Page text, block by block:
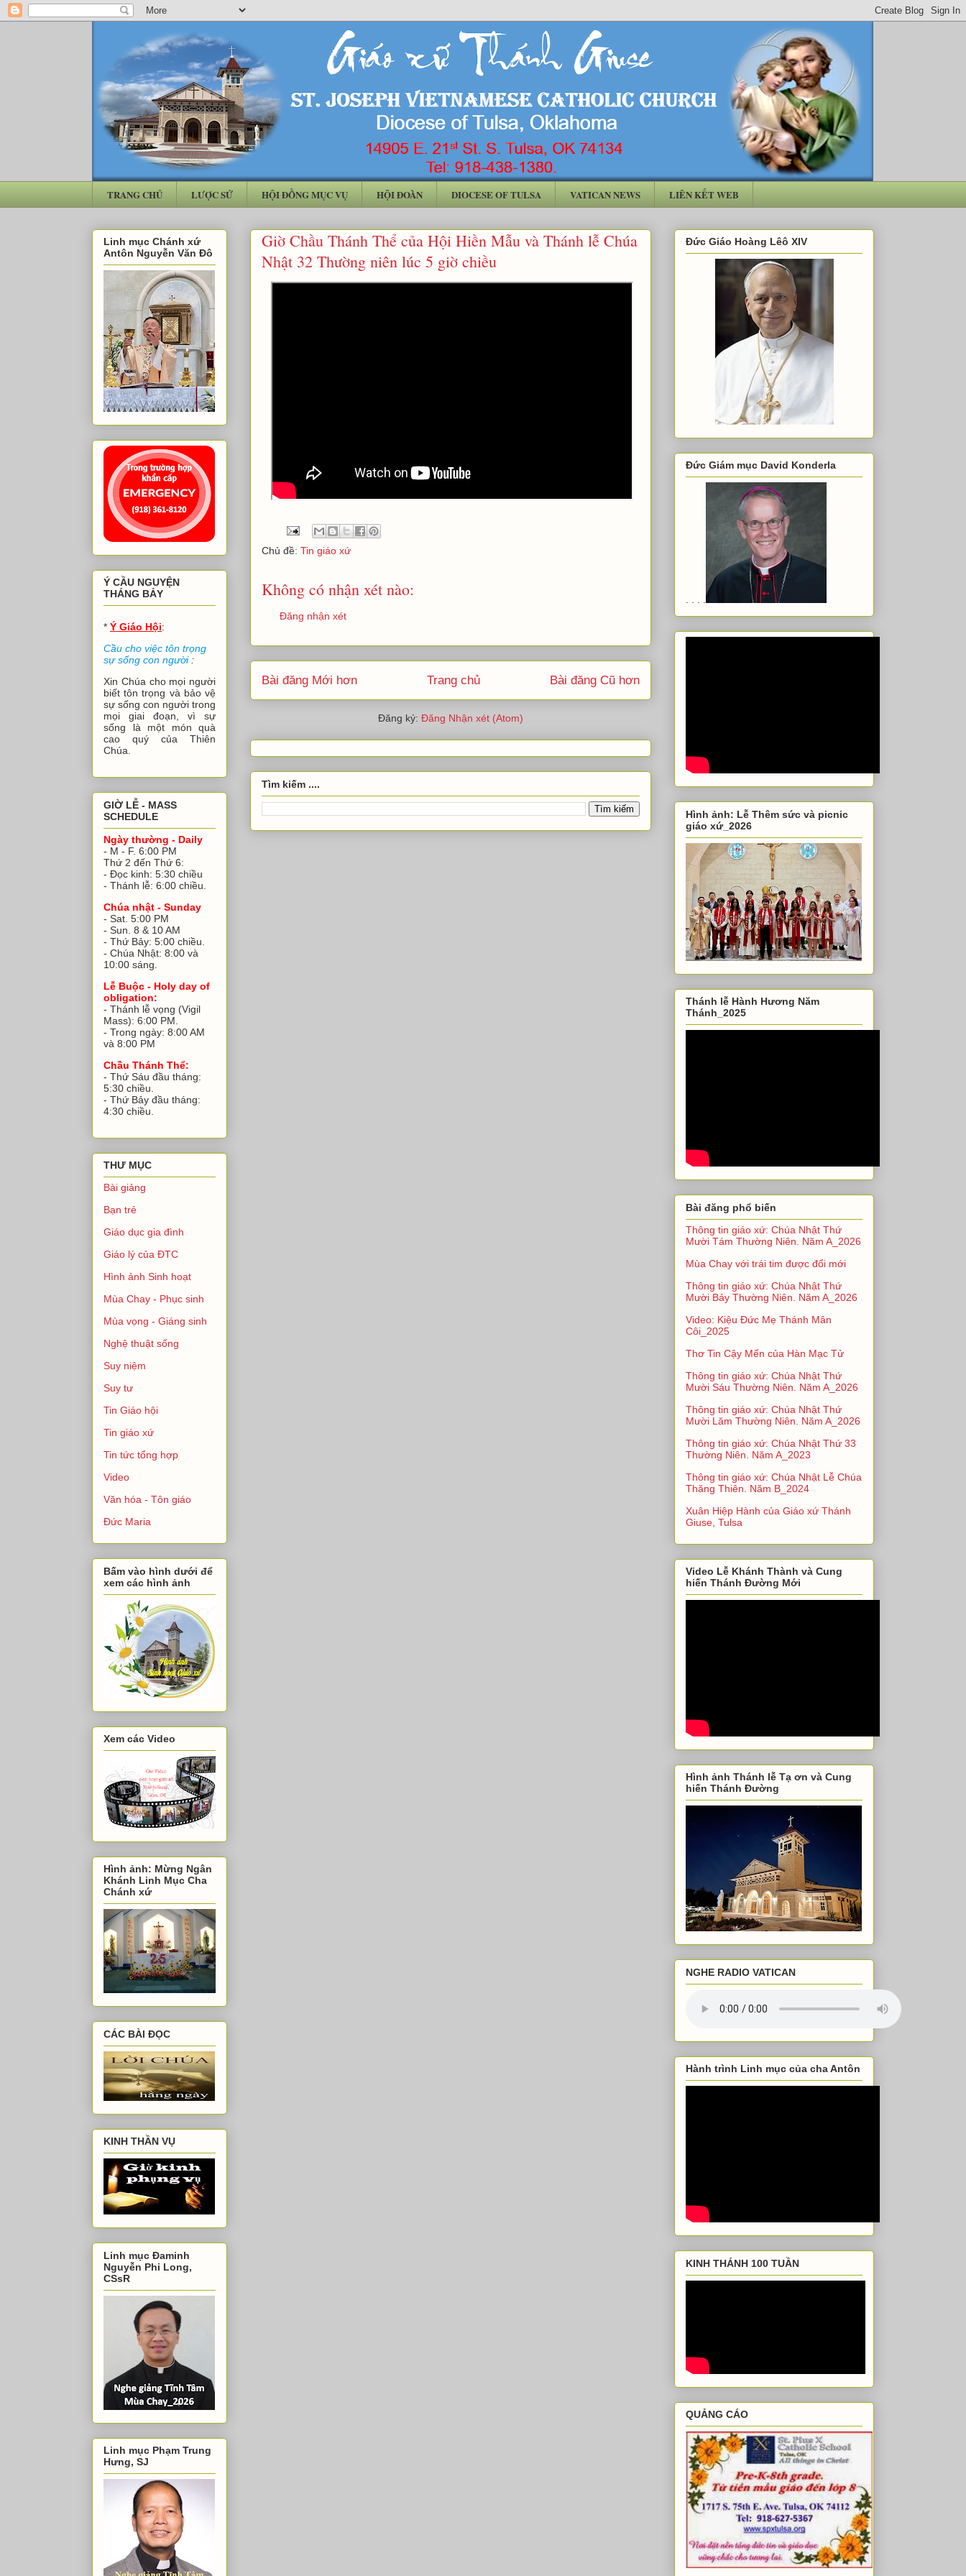
TRANG CHỦ LƯỢC SỬ HỘI ĐỒNG MỤC VỤ HỘI ĐOÀN DIOCESE OF TULSA VATICAN NEWS LIÊN KẾT WEB
Giờ Chầu Thánh Thể của Hội Hiền Mẫu và Thánh lễ Chúa
Nhật 32 Thường niên lúc 5 giờ chiều
Chủ đề: Tin giáo xứ
Không có nhận xét nào:
Đăng nhận xét
Bài đăng Mới hơn Bài đăng Cũ hơn
Trang chủ
Đăng ký: Đăng Nhận xét (Atom)
Tìm kiếm ....
Linh mục Chánh xứ
Antôn Nguyễn Văn Đô
Ý CẦU NGUYỆN
THÁNG BẢY
* Ý Giáo Hội:
Cầu cho việc tôn trọng
sự sống con người:
Xin Chúa cho mọi người
biết tôn trọng và bảo vệ
sự sống con người trong
mọi giai đoạn, vì sự
sống là một món quà
cao quý của Thiên
Chúa.
GIỜ LỄ - MASS
SCHEDULE
Ngày thường - Daily
- M - F. 6:00 PM
Thứ 2 đến Thứ 6:
- Đọc kinh: 5:30 chiều
- Thánh lễ: 6:00 chiều.
Chúa nhật - Sunday
- Sat. 5:00 PM
- Sun. 8 & 10 AM
- Thứ Bảy: 5:00 chiều.
- Chúa Nhật: 8:00 và
10:00 sáng.
Lễ Buộc - Holy day of
obligation:
- Thánh lễ vọng (Vigil
Mass): 6:00 PM.
- Trong ngày: 8:00 AM
và 8:00 PM
Chầu Thánh Thể:
- Thứ Sáu đầu tháng:
5:30 chiều.
- Thứ Bảy đầu tháng:
4:30 chiều.
THƯ MỤC
Bài giảng
Bạn trẻ
Giáo dục gia đình
Giáo lý của ĐTC
Hình ảnh Sinh hoạt
Mùa Chay - Phục sinh
Mùa vọng - Giáng sinh
Nghệ thuật sống
Suy niệm
Suy tư
Tin Giáo hội
Tin giáo xứ
Tin tức tổng hợp
Video
Văn hóa - Tôn giáo
Đức Maria
Bấm vào hình dưới để
xem các hình ảnh
Xem các Video
Hình ảnh: Mừng Ngân
Khánh Linh Mục Cha
Chánh xứ
CÁC BÀI ĐỌC
KINH THẦN VỤ
Linh mục Đaminh
Nguyễn Phi Long,
CSsR
Linh mục Phạm Trung
Hưng, SJ
Đức Giáo Hoàng Lêô XIV
Đức Giám mục David Konderla
. . . .
Hình ảnh: Lễ Thêm sức và picnic
giáo xứ_2026
Thánh lễ Hành Hương Năm
Thánh_2025
Bài đăng phổ biến
Thông tin giáo xứ: Chúa Nhật Thứ
Mười Tám Thường Niên. Năm A_2026
Mùa Chay với trái tim được đổi mới
Thông tin giáo xứ: Chúa Nhật Thứ
Mười Bảy Thường Niên. Năm A_2026
Video: Kiệu Đức Mẹ Thánh Mân
Côi_2025
Thơ Tin Cậy Mến của Hàn Mạc Tử
Thông tin giáo xứ: Chúa Nhật Thứ
Mười Sáu Thường Niên. Năm A_2026
Thông tin giáo xứ: Chúa Nhật Thứ
Mười Lăm Thường Niên. Năm A_2026
Thông tin giáo xứ: Chúa Nhật Thứ 33
Thường Niên. Năm A_2023
Thông tin giáo xứ: Chúa Nhật Lễ Chúa
Thăng Thiên. Năm B_2024
Xuân Hiệp Hành của Giáo xứ Thánh
Giuse, Tulsa
Video Lễ Khánh Thành và Cung
hiến Thánh Đường Mới
Hình ảnh Thánh lễ Tạ ơn và Cung
hiến Thánh Đường
NGHE RADIO VATICAN
Hành trình Linh mục của cha Antôn
KINH THÁNH 100 TUẦN
QUẢNG CÁO